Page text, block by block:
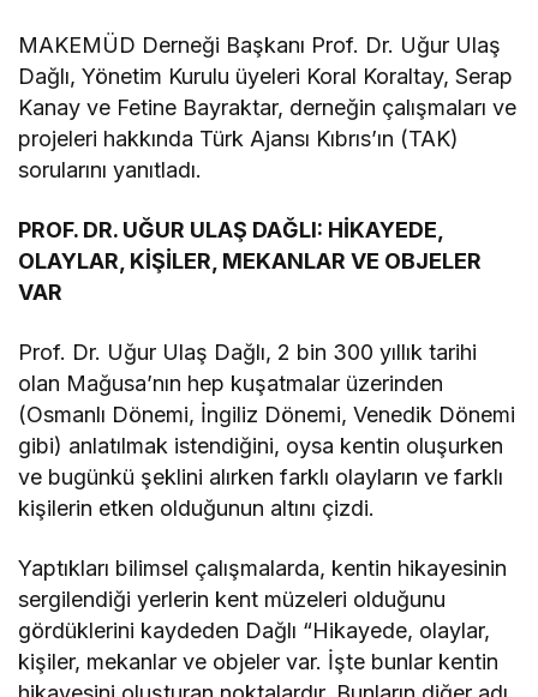
MAKEMÜD Derneği Başkanı Prof. Dr. Uğur Ulaş
Dağlı, Yönetim Kurulu üyeleri Koral Koraltay, Serap
Kanay ve Fetine Bayraktar, derneğin çalışmaları ve
projeleri hakkında Türk Ajansı Kıbrıs’ın (TAK)
sorularını yanıtladı.
PROF. DR. UĞUR ULAŞ DAĞLI: HİKAYEDE,
OLAYLAR, KİŞİLER, MEKANLAR VE OBJELER
VAR
Prof. Dr. Uğur Ulaş Dağlı, 2 bin 300 yıllık tarihi
olan Mağusa’nın hep kuşatmalar üzerinden
(Osmanlı Dönemi, İngiliz Dönemi, Venedik Dönemi
gibi) anlatılmak istendiğini, oysa kentin oluşurken
ve bugünkü şeklini alırken farklı olayların ve farklı
kişilerin etken olduğunun altını çizdi.
Yaptıkları bilimsel çalışmalarda, kentin hikayesinin
sergilendiği yerlerin kent müzeleri olduğunu
gördüklerini kaydeden Dağlı “Hikayede, olaylar,
kişiler, mekanlar ve objeler var. İşte bunlar kentin